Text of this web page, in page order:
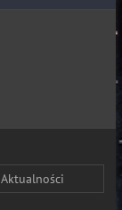
Aktualności